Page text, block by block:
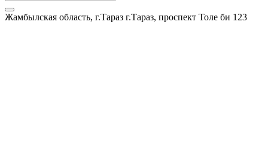
Жамбылская область, г.Тараз г.Тараз, проспект Толе би 123